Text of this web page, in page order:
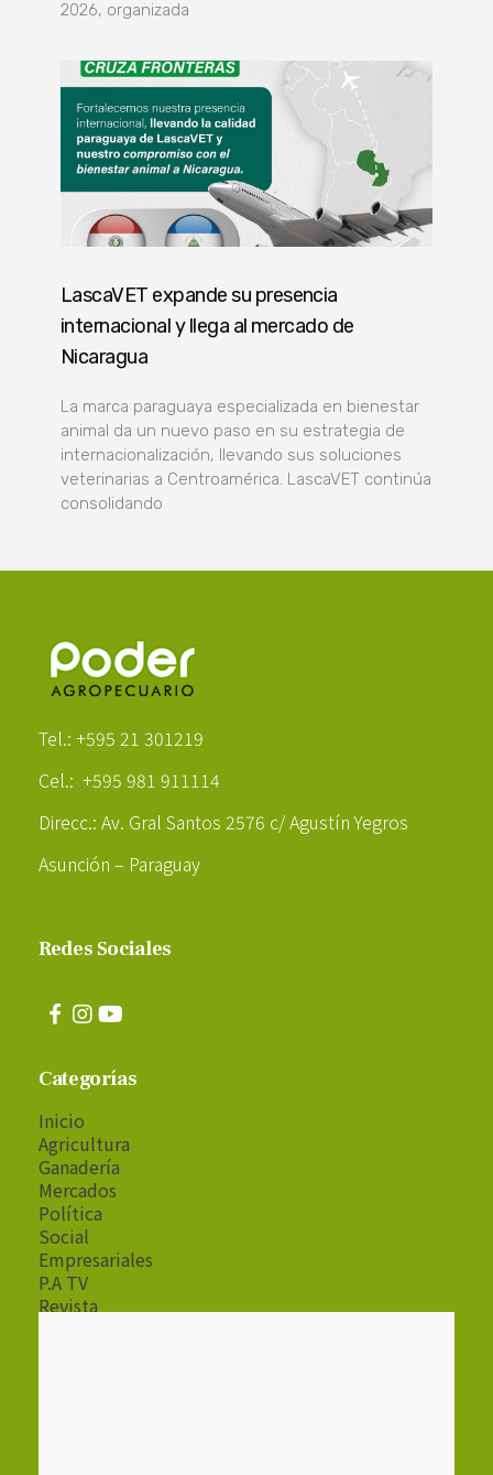
2026, organizada
LascaVET expande su presencia
internacional y llega al mercado de
Nicaragua
La marca paraguaya especializada en bienestar
animal da un nuevo paso en su estrategia de
internacionalización, llevando sus soluciones
veterinarias a Centroamérica. LascaVET continúa
consolidando
Tel.: +595 21 301219
Cel.: +595 981 911114
Direcc.: Av. Gral Santos 2576 c/ Agustín Yegros
Asunción – Paraguay
Redes Sociales
Categorías
Inicio
Agricultura
Ganadería
Mercados
Política
Social
Empresariales
P.A TV
Revista